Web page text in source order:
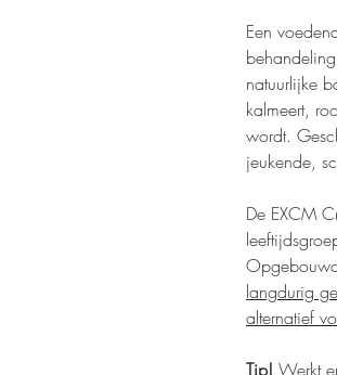
Een
natuurlijke
kalmeert,
wordt.
jeukende,
De EXCM
langdurig
alternatief
Tip! Werkt